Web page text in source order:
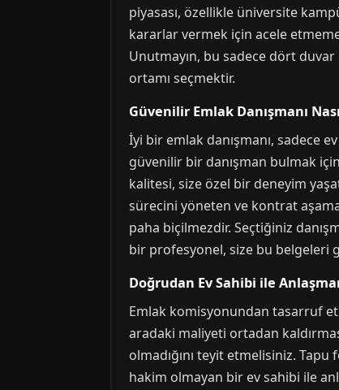
piyasası, özellikle üniversite
kararlar vermek için acele
Unutmayın, bu sadece dört
ortamı seçmektir.
Güvenilir Emlak Danışmanı
İyi bir emlak danışmanı, sadece
güvenilir bir danışman bulmak
kalitesi, size özel bir deneyim
sürecini yöneten ve kontrat
paha biçilmezdir. Seçtiğiniz
bir profesyonel, size bu belgeleri
Doğrudan Ev Sahibi ile
Emlak komisyonundan tasarruf
aradaki maliyeti ortadan
olmadığını teyit etmelisiniz.
hakim olmayan bir ev sahibi ile